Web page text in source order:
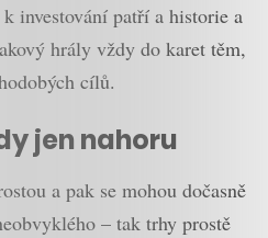
investování patří a historie a
hrály vždy do karet těm,
cílů.
jen nahoru
a pak se mohou dočasně
– tak trhy prostě